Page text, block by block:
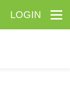
LOGIN